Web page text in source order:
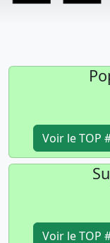
Voir le TOP
Voir le TOP